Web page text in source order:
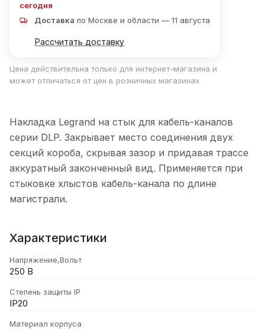
сегодня
Доставка по Москве и области — 11 августа
Рассчитать доставку
Цена действительна только для интернет-магазина и
может отличаться от цен в розничных магазинах
Накладка Legrand на стык для кабель-каналов
серии DLP. Закрывает место соединения двух
секций короба, скрывая зазор и придавая трассе
аккуратный законченный вид. Применяется при
стыковке хлыстов кабель-канала по длине
магистрали.
Характеристики
Напряжение,Вольт
250 В
Степень защиты IP
IP20
Материал корпуса